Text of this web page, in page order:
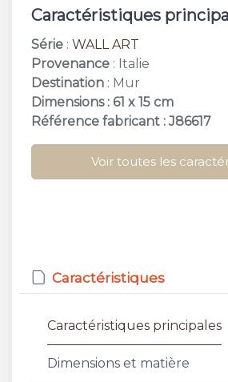
Caractéristiques
Série : WALL ART
Provenance : Italie
Destination : Mur
Dimensions : 61 x 15 cm
Référence fabricant : J86617
Voir toutes les
Caractéristiques
Caractéristiques principales
Dimensions et matière